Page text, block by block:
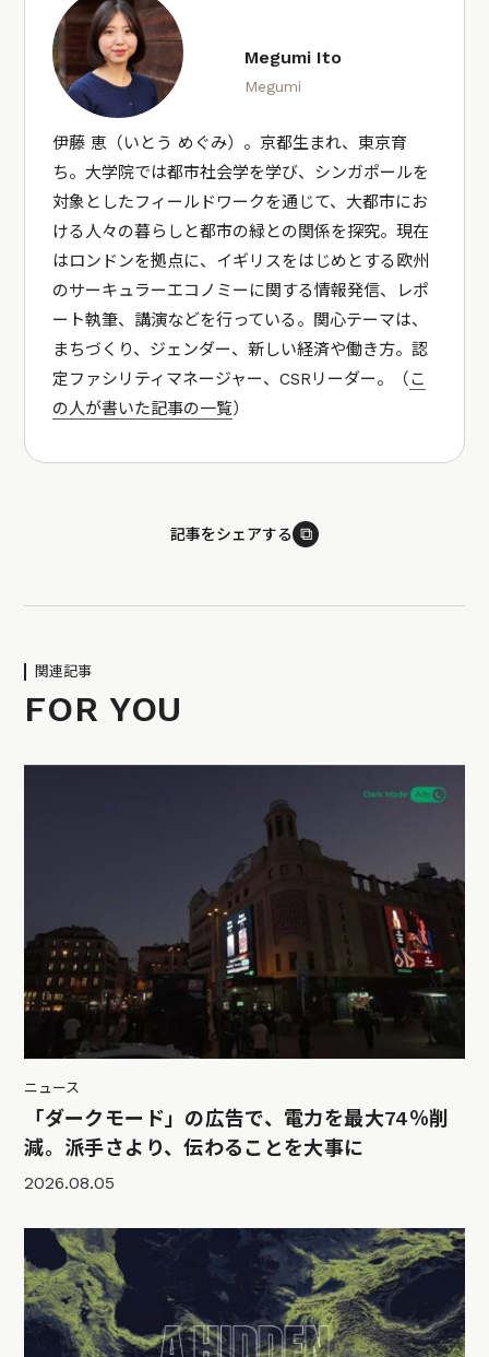
Megumi Ito
Megumi
伊藤 恵（いとう めぐみ）。京都生まれ、東京育
ち。大学院では都市社会学を学び、シンガポールを
対象としたフィールドワークを通じて、大都市にお
ける人々の暮らしと都市の緑との関係を探究。現在
はロンドンを拠点に、イギリスをはじめとする欧州
のサーキュラーエコノミーに関する情報発信、レポ
ート執筆、講演などを行っている。関心テーマは、
まちづくり、ジェンダー、新しい経済や働き方。認
定ファシリティマネージャー、CSRリーダー。（ こ
の人が書いた記事の一覧）
記事をシェアする ⧉
関連記事
FOR YOU
ニュース
「ダークモード」の広告で、電力を最大74％削
減。派手さより、伝わることを大事に
2026.08.05